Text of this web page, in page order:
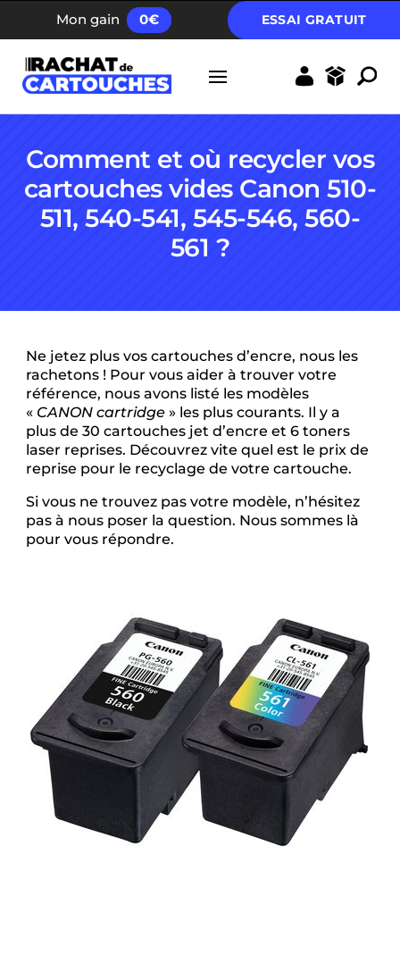
FRAIS D’ENVOI GRATUIT DÈS 40 EUROS
Mon gain 0€ ESSAI GRATUIT
Comment et où recycler vos
cartouches vides Canon 510-
511, 540-541, 545-546, 560-
561 ?
Ne jetez plus vos cartouches d’encre, nous les
rachetons ! Pour vous aider à trouver votre
référence, nous avons listé les modèles
« CANON cartridge » les plus courants. Il y a
plus de 30 cartouches jet d’encre et 6 toners
laser reprises. Découvrez vite quel est le prix de
reprise pour le recyclage de votre cartouche.
Si vous ne trouvez pas votre modèle, n’hésitez
pas à nous poser la question. Nous sommes là
pour vous répondre.